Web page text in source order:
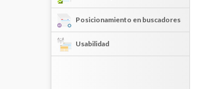
Posicionamiento en buscadores
Usabilidad